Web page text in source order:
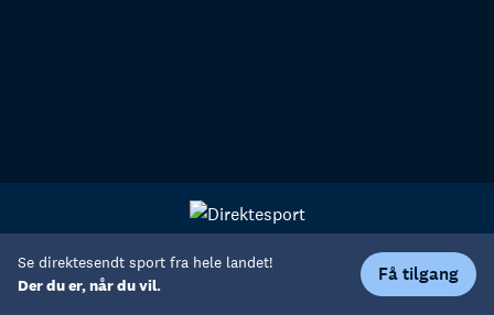
Se direktesendt sport fra hele landet!
Der du er, når du vil.
Få tilgang
Personvern